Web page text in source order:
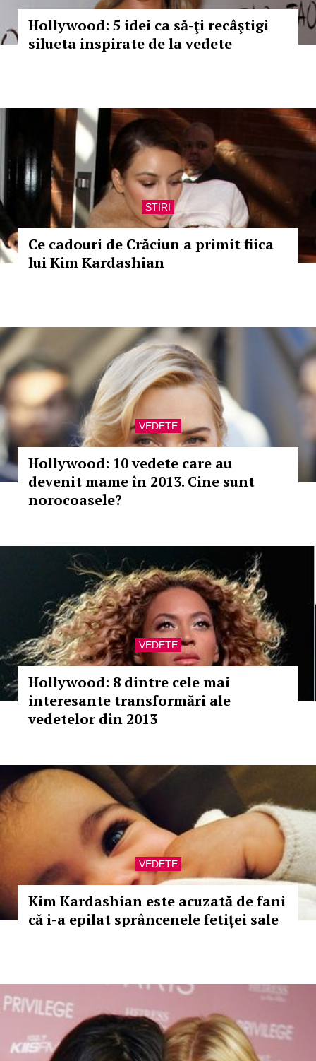
Hollywood: 5 idei ca să-ţi recâştigi
silueta inspirate de la vedete
STIRI
Ce cadouri de Crăciun a primit fiica
lui Kim Kardashian
VEDETE
Hollywood: 10 vedete care au
devenit mame în 2013. Cine sunt
norocoasele?
VEDETE
Hollywood: 8 dintre cele mai
interesante transformări ale
vedetelor din 2013
VEDETE
Kim Kardashian este acuzată de fani
că i-a epilat sprâncenele fetiței sale